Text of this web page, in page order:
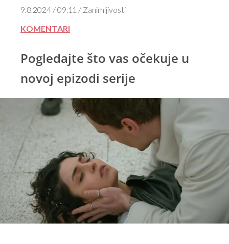
9.8.2024 / 09:11 / Zanimljivosti
KOMENTARI
Pogledajte što vas očekuje u
novoj epizodi serije